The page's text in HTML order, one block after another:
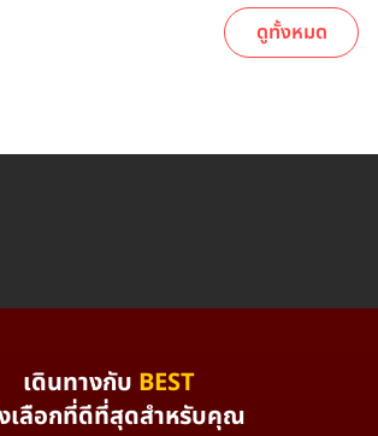
ดูทั้งหมด
เดินทางกับ BEST
เลือกที่ดีที่สุดสำหรับคุณ